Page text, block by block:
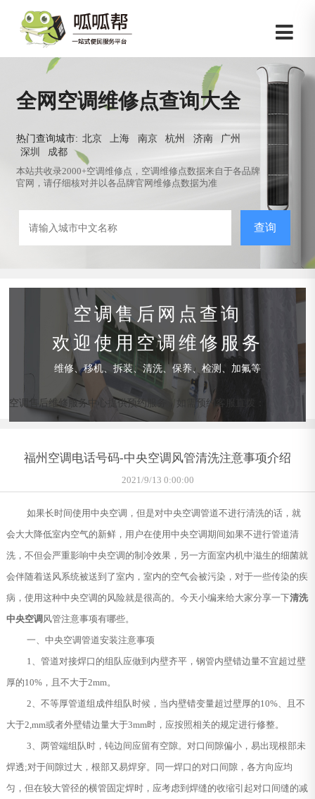
全网空调维修点查询大全
热门查询城市: 北京 上海 南京 杭州 济南
广州
深圳
成都
本站共收录2000+空调维修点，空调维修点数据来自于各品牌
官网，请仔细核对并以各品牌官网维修点数据为准
查询
空调售后网点查询
欢迎使用空调维修服务
维修、移机、拆装、清洗、保养、检测、加氟等
空调售后维修服务中心提供预约服务，如需预约客服直拨：
福州空调电话号码-中央空调风管清洗注意事项介绍
2021/9/13 0:00:00
如果长时间使用中央空调，但是对中央空调管道不进行清洗的话，就
会大大降低室内空气的新鲜，用户在使用中央空调期间如果不进行管道清
洗，不但会严重影响中央空调的制冷效果，另一方面室内机中滋生的细菌就
会伴随着送风系统被送到了室内，室内的空气会被污染，对于一些传染的疾
病，使用这种中央空调的风险就是很高的。今天小编来给大家分享一下清洗
中央空调 风管注意事项有哪些。
一、中央空调管道安装注意事项
1、管道对接焊口的组队应做到内壁齐平，钢管内壁错边量不宜超过壁
厚的10%，且不大于2mm。
2、不等厚管道组成件组队时候，当内壁错变量超过壁厚的10%、且不
大于2,mm或者外壁错边量大于3mm时，应按照相关的规定进行修整。
3、两管端组队时，钝边间应留有空隙。对口间隙偏小，易出现根部未
焊透;对于间隙过大，根部又易焊穿。同一焊口的对口间隙，各方向应均
匀，但在较大管径的横管固定焊时，应考虑到焊缝的收缩引起对口间缝的减